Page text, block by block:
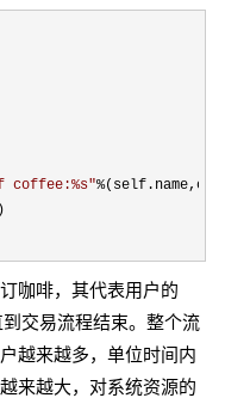
coffee:%s"%
咖啡，其代表用户的
交易流程结束。整个流
越来越多，单位时间内
来越大，对系统资源的